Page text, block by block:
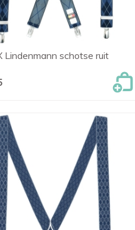
 Snel bekijken
Lindenmann schotse ruit